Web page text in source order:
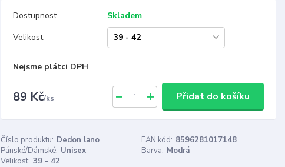
Dostupnost
Skladem
Velikost
Nejsme plátci DPH
89 Kč/ks Přidat do košíku
Číslo produktu: Dedon lano EAN kód: 8596281017148
Pánské/Dámské: Unisex Barva: Modrá
Velikost: 39 - 42